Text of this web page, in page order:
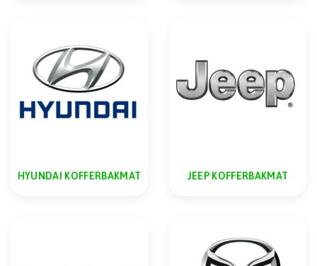
HYUNDAI KOFFERBAKMAT JEEP KOFFERBAKMAT